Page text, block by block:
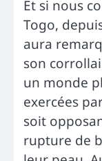
Et si nous
Togo,
aura
son
un monde
exercées
soit
rupture de